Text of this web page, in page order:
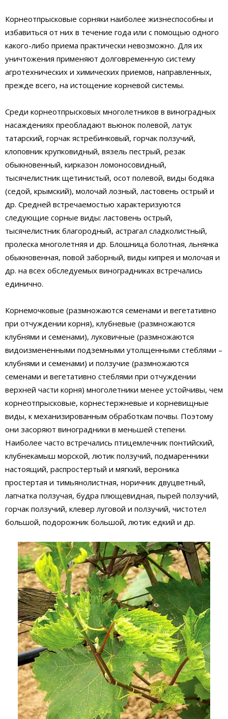
Корнеотпрысковые сорняки наиболее жизнеспособны и
избавиться от них в течение года или с помощью одного
какого-либо приема практически невозможно. Для их
уничтожения применяют долговременную систему
агротехнических и химических приемов, направленных,
прежде всего, на истощение корневой системы.
Среди корнеотпрысковых многолетников в виноградных
насаждениях преобладают вьюнок полевой, латук
татарский, горчак ястребинковый, горчак ползучий,
клоповник крупковидный, вязель пестрый, резак
обыкновенный, кирказон ломоносовидный,
тысячелистник щетинистый, осот полевой, виды бодяка
(седой, крымский), молочай лозный, ластовень острый и
др. Средней встречаемостью характеризуются
следующие сорные виды: ластовень острый,
тысячелистник благородный, астрагал сладколистный,
пролеска многолетняя и др. Блошница болотная, льнянка
обыкновенная, повой заборный, виды кипрея и молочая и
др. на всех обследуемых виноградниках встречались
единично.
Корнемочковые (размножаются семенами и вегетативно
при отчуждении корня), клубневые (размножаются
клубнями и семенами), луковичные (размножаются
видоизмененными подземными утолщенными стеблями –
клубнями и семенами) и ползучие (размножаются
семенами и вегетативно стеблями при отчуждении
верхней части корня) многолетники менее устойчивы, чем
корнеотпрысковые, корнестержневые и корневищные
виды, к механизированным обработкам почвы. Поэтому
они засоряют виноградники в меньшей степени.
Наиболее часто встречались птицемлечник понтийский,
клубнекамыш морской, лютик ползучий, подмаренники
настоящий, распростертый и мягкий, вероника
простертая и тимьянолистная, норичник двуцветный,
лапчатка ползучая, будра плющевидная, пырей ползучий,
горчак ползучий, клевер луговой и ползучий, чистотел
большой, подорожник большой, лютик едкий и др.